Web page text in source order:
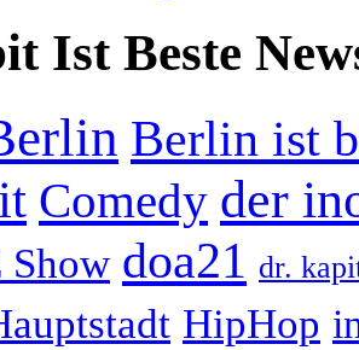
Ist Beste
Berlin ist
Comedy der
Show doa21 dr.
HipHop